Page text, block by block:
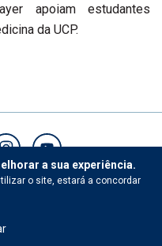
apoiam estudantes
da UCP.
reservados. |
a sua experiência.
o site, estará a concordar